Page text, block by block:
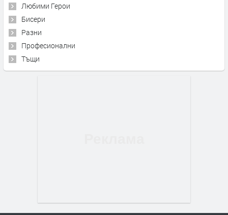
Любими Герои
Бисери
Разни
Професионални
Тъщи